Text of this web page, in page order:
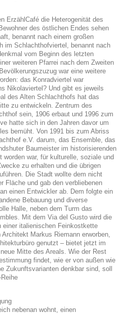
ErzählCafé die Heterogenität des
des östlichen Endes sehen
benannt nach einem großen
im Schlachthofviertel, benannt nach
vom Beginn des letzten
weiteren Pfarrei nach dem Zweiten
war eine weitere
das Konradviertel war
Nikolaviertel? Und gibt es jeweils
des Alten Schlachthofs hat das
zu entwickeln. Zentrum des
sein, 1906 erbaut und 1996 zum
hatte sich in den Jahren davor um
bemüht. Von 1991 bis zum Abriss
e.V. darum, das Ensemble, das
Baumeister im historisierenden
worden war, für kulturelle, soziale und
zu erhalten und die übrigen
Die Stadt wollte dem nicht
Fläche und gab den verbliebenen
einen Entwickler ab. Dem folgte ein
Bebauung und diverse
Halle, neben dem Turm das
Mit dem Via del Gusto wird die
einer italienischen Feinkostkette
Architekt Markus Riemann erworben,
genutzt – bietet jetzt im
Mitte des Areals. Wie der Rest
findet, wie er von außen wie
Zukunftsvarianten denkbar sind, soll
nebenan wohnt, einen